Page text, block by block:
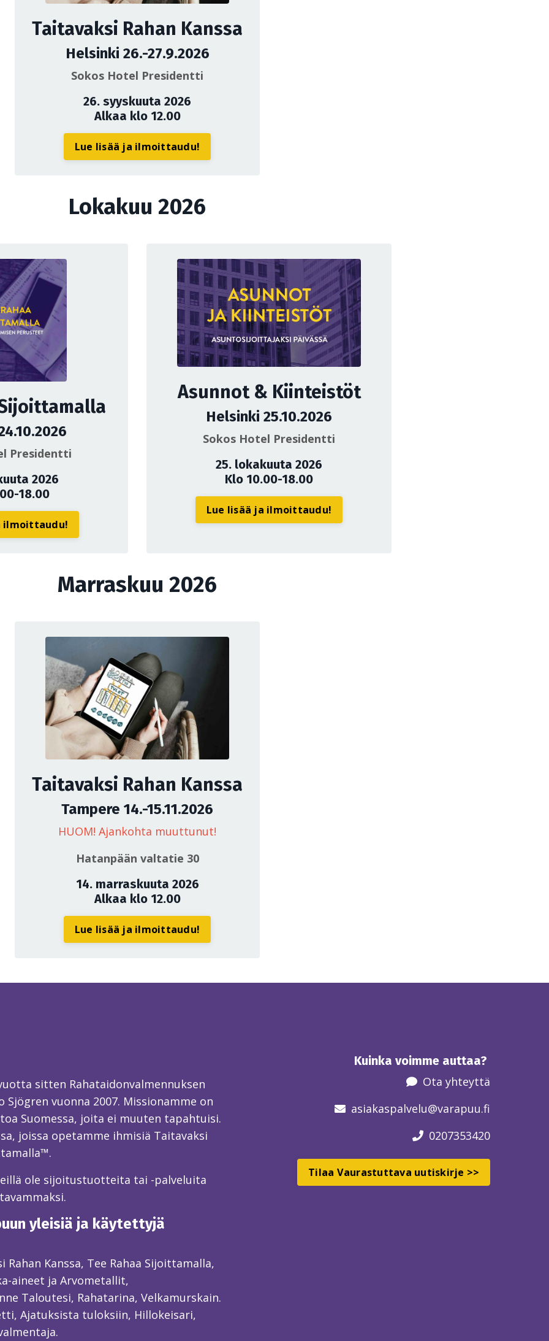
Taitavaksi Rahan Kanssa
Helsinki 26.-27.9.2026
Sokos Hotel Presidentti
26. syyskuuta 2026
Alkaa klo 12.00
Lue lisää ja ilmoittaudu!
Lokakuu 2026
Presidentti
2026
18.00
ilmoittaudu!
Asunnot & Kiinteistöt
Helsinki 25.10.2026
Sokos Hotel Presidentti
25. lokakuuta 2026
Klo 10.00-18.00
Lue lisää ja ilmoittaudu!
Marraskuu 2026
Taitavaksi Rahan Kanssa
Tampere 14.-15.11.2026
HUOM! Ajankohta muuttunut!
Hatanpään valtatie 30
14. marraskuuta 2026
Alkaa klo 12.00
Lue lisää ja ilmoittaudu!
sitten Rahataidonvalmennuksen
vuonna 2007. Missionamme on
Suomessa, joita ei muuten tapahtuisi.
joissa opetamme ihmisiä Taitavaksi
ole sijoitustuotteita tai -palveluita
yleisiä ja käytettyjä
Kanssa, Tee Rahaa Sijoittamalla,
aineet ja Arvometallit,
Taloutesi, Rahatarina, Velkamurskain.
Ajatuksista tuloksiin, Hillokeisari,
Kuinka voimme auttaa?
Ota yhteyttä
asiakaspalvelu@varapuu.fi
0207353420
Tilaa Vaurastuttava uutiskirje >>